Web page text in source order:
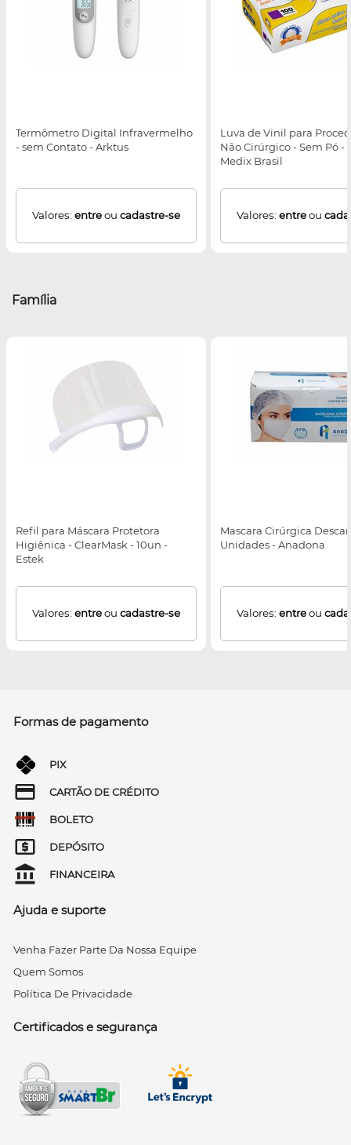
Termômetro Digital Infravermelho
- sem Contato - Arktus
Valores: entreou cadastre-se
Luva de Vinil para
Não Cirúrgico - Sem Pó -
Medix Brasil
Valores: entreou
Família
Refil para Máscara Protetora
Higiênica - ClearMask - 10un -
Estek
Valores: entreou cadastre-se
Mascara Cirúrgica
Unidades - Anadona
Valores: entreou
Formas de pagamento
PIX
CARTÃO DE CRÉDITO
BOLETO
DEPÓSITO
FINANCEIRA
Ajuda e suporte
Venha Fazer Parte Da Nossa Equipe
Quem Somos
Política De Privacidade
Certificados e segurança